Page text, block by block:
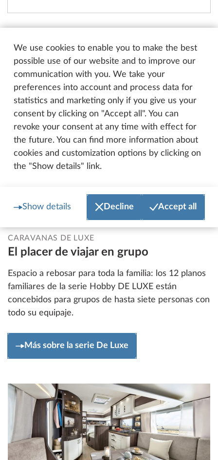
We use cookies to enable you to make the best
possible use of our website and to improve our
communication with you. We take your
preferences into account and process data for
statistics and marketing only if you give us your
consent by clicking on "Accept all". You can
revoke your consent at any time with effect for
the future. You can find more information about
cookies and customization options by clicking on
the "Show details" link.
Show details Decline Accept all
Nuestras nuevas caravanas
estrella
CARAVANAS DE LUXE
El placer de viajar en grupo
Espacio a rebosar para toda la familia: los 12 planos
familiares de la serie Hobby DE LUXE están
concebidos para grupos de hasta siete personas con
todo su equipaje.
Más sobre la serie De Luxe